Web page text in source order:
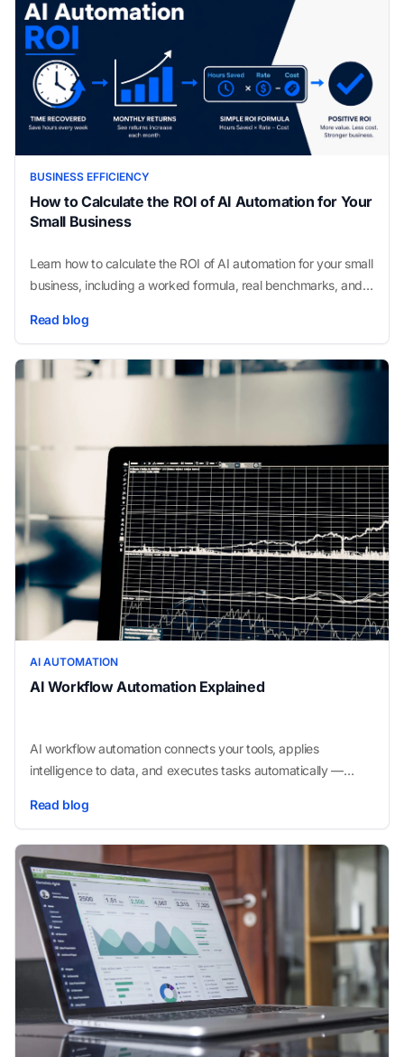
BUSINESS EFFICIENCY
How to Calculate the ROI of AI Automation for Your
Small Business
Learn how to calculate the ROI of AI automation for your small
business, including a worked formula, real benchmarks, and
Read blog
AI AUTOMATION
AI Workflow Automation Explained
AI workflow automation connects your tools, applies
intelligence to data, and executes tasks automatically —
and why small businesses are adopting it fast.
Read blog